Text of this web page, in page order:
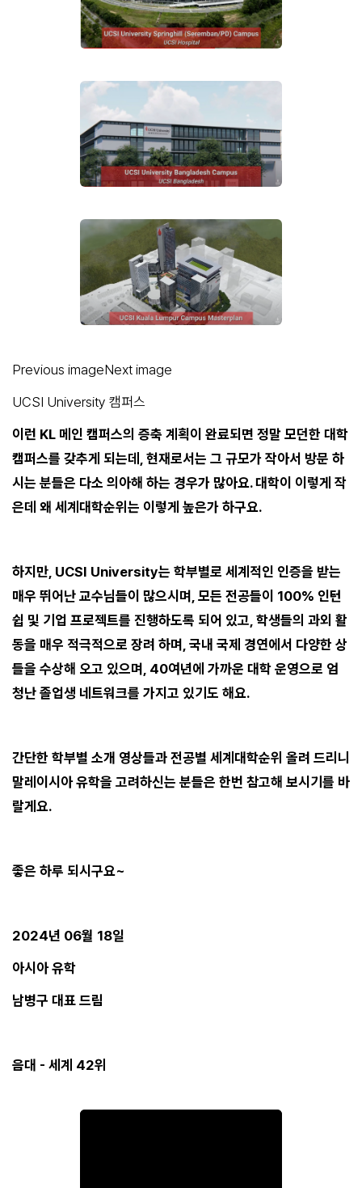
Previous imageNext image
UCSI University 캠퍼스
이런 KL 메인 캠퍼스의 증축 계획이 완료되면 정말 모던한 대학
캠퍼스를 갖추게 되는데, 현재로서는 그 규모가 작아서 방문 하
시는 분들은 다소 의아해 하는 경우가 많아요. 대학이 이렇게 작
은데 왜 세계대학순위는 이렇게 높은가 하구요.
하지만, UCSI University는 학부별로 세계적인 인증을 받는
매우 뛰어난 교수님들이 많으시며, 모든 전공들이 100% 인턴
쉽 및 기업 프로젝트를 진행하도록 되어 있고, 학생들의 과외 활
동을 매우 적극적으로 장려 하며, 국내 국제 경연에서 다양한 상
들을 수상해 오고 있으며, 40여년에 가까운 대학 운영으로 엄
청난 졸업생 네트워크를 가지고 있기도 해요.
간단한 학부별 소개 영상들과 전공별 세계대학순위 올려 드리니
말레이시아 유학을 고려하신는 분들은 한번 참고해 보시기를 바
랄게요.
좋은 하루 되시구요~
2024년 06월 18일
아시아 유학
남병구 대표 드림
음대 - 세계 42위